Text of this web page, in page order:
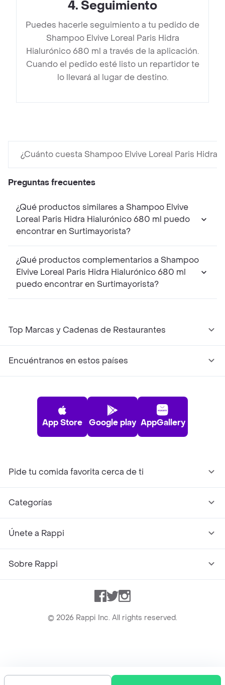
4. Seguimiento
Puedes hacerle seguimiento a tu pedido de
Shampoo Elvive Loreal Paris Hidra
Hialurónico 680 ml a través de la aplicación.
Cuando el pedido esté listo un repartidor te
lo llevará al lugar de destino.
¿Cuánto cuesta Shampoo Elvive Loreal Paris Hidra
Preguntas frecuentes
¿Qué productos similares a Shampoo Elvive
Loreal Paris Hidra Hialurónico 680 ml puedo
encontrar en Surtimayorista?
¿Qué productos complementarios a Shampoo
Elvive Loreal Paris Hidra Hialurónico 680 ml
puedo encontrar en Surtimayorista?
Top Marcas y Cadenas de Restaurantes
Encuéntranos en estos países
App Store Google play AppGallery
Pide tu comida favorita cerca de ti
Categorías
Únete a Rappi
Sobre Rappi
Facebook
TwitterInstagram
© 2026 Rappi Inc. All rights reserved.